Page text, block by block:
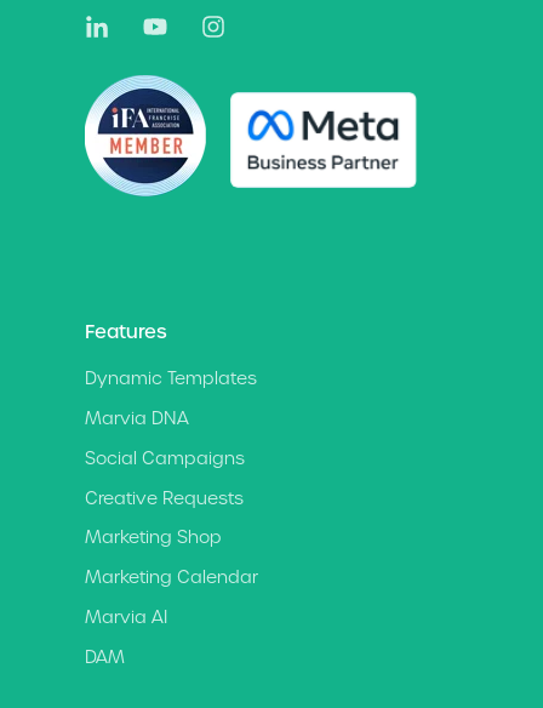
Features
Dynamic Templates
Marvia DNA
Social Campaigns
Creative Requests
Marketing Shop
Marketing Calendar
Marvia AI
DAM